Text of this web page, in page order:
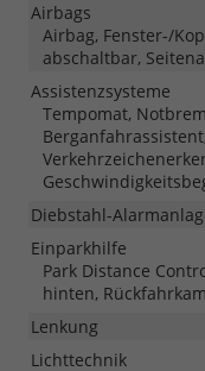
Airbags
Airbag, Fenster-/
abschaltbar,
Assistenzsysteme
Tempomat,
Diebstahl-
Einparkhilfe
Park Distance
hinten,
Lenkung
Lichttechnik